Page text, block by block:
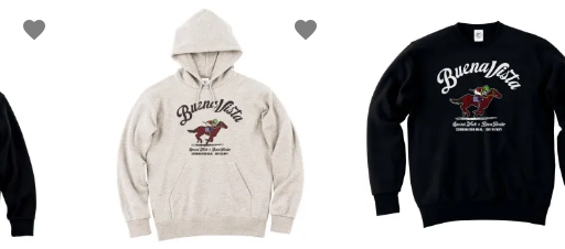
favorite favorite